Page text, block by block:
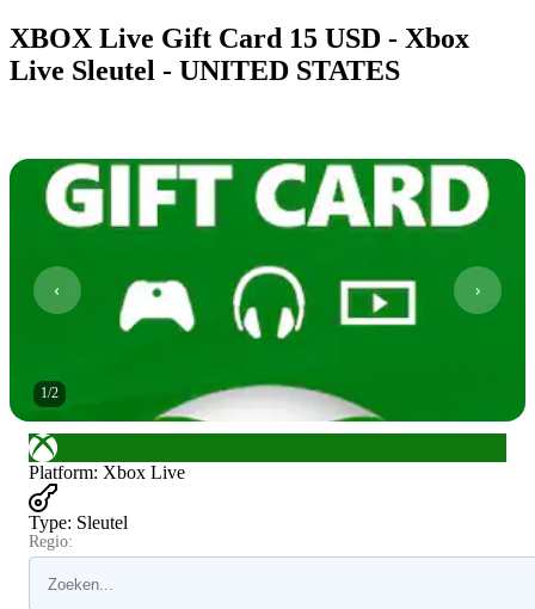
XBOX Live Gift Card 15 USD - Xbox
Live Sleutel - UNITED STATES
1/2
Platform: Xbox Live
Type: Sleutel
Regio: